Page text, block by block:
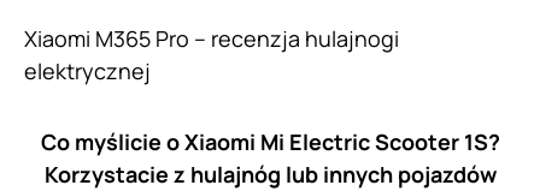
Xiaomi M365 Pro – recenzja hulajnogi
elektrycznej
Co myślicie o Xiaomi Mi Electric Scooter 1S?
Korzystacie z hulajnóg lub innych pojazdów